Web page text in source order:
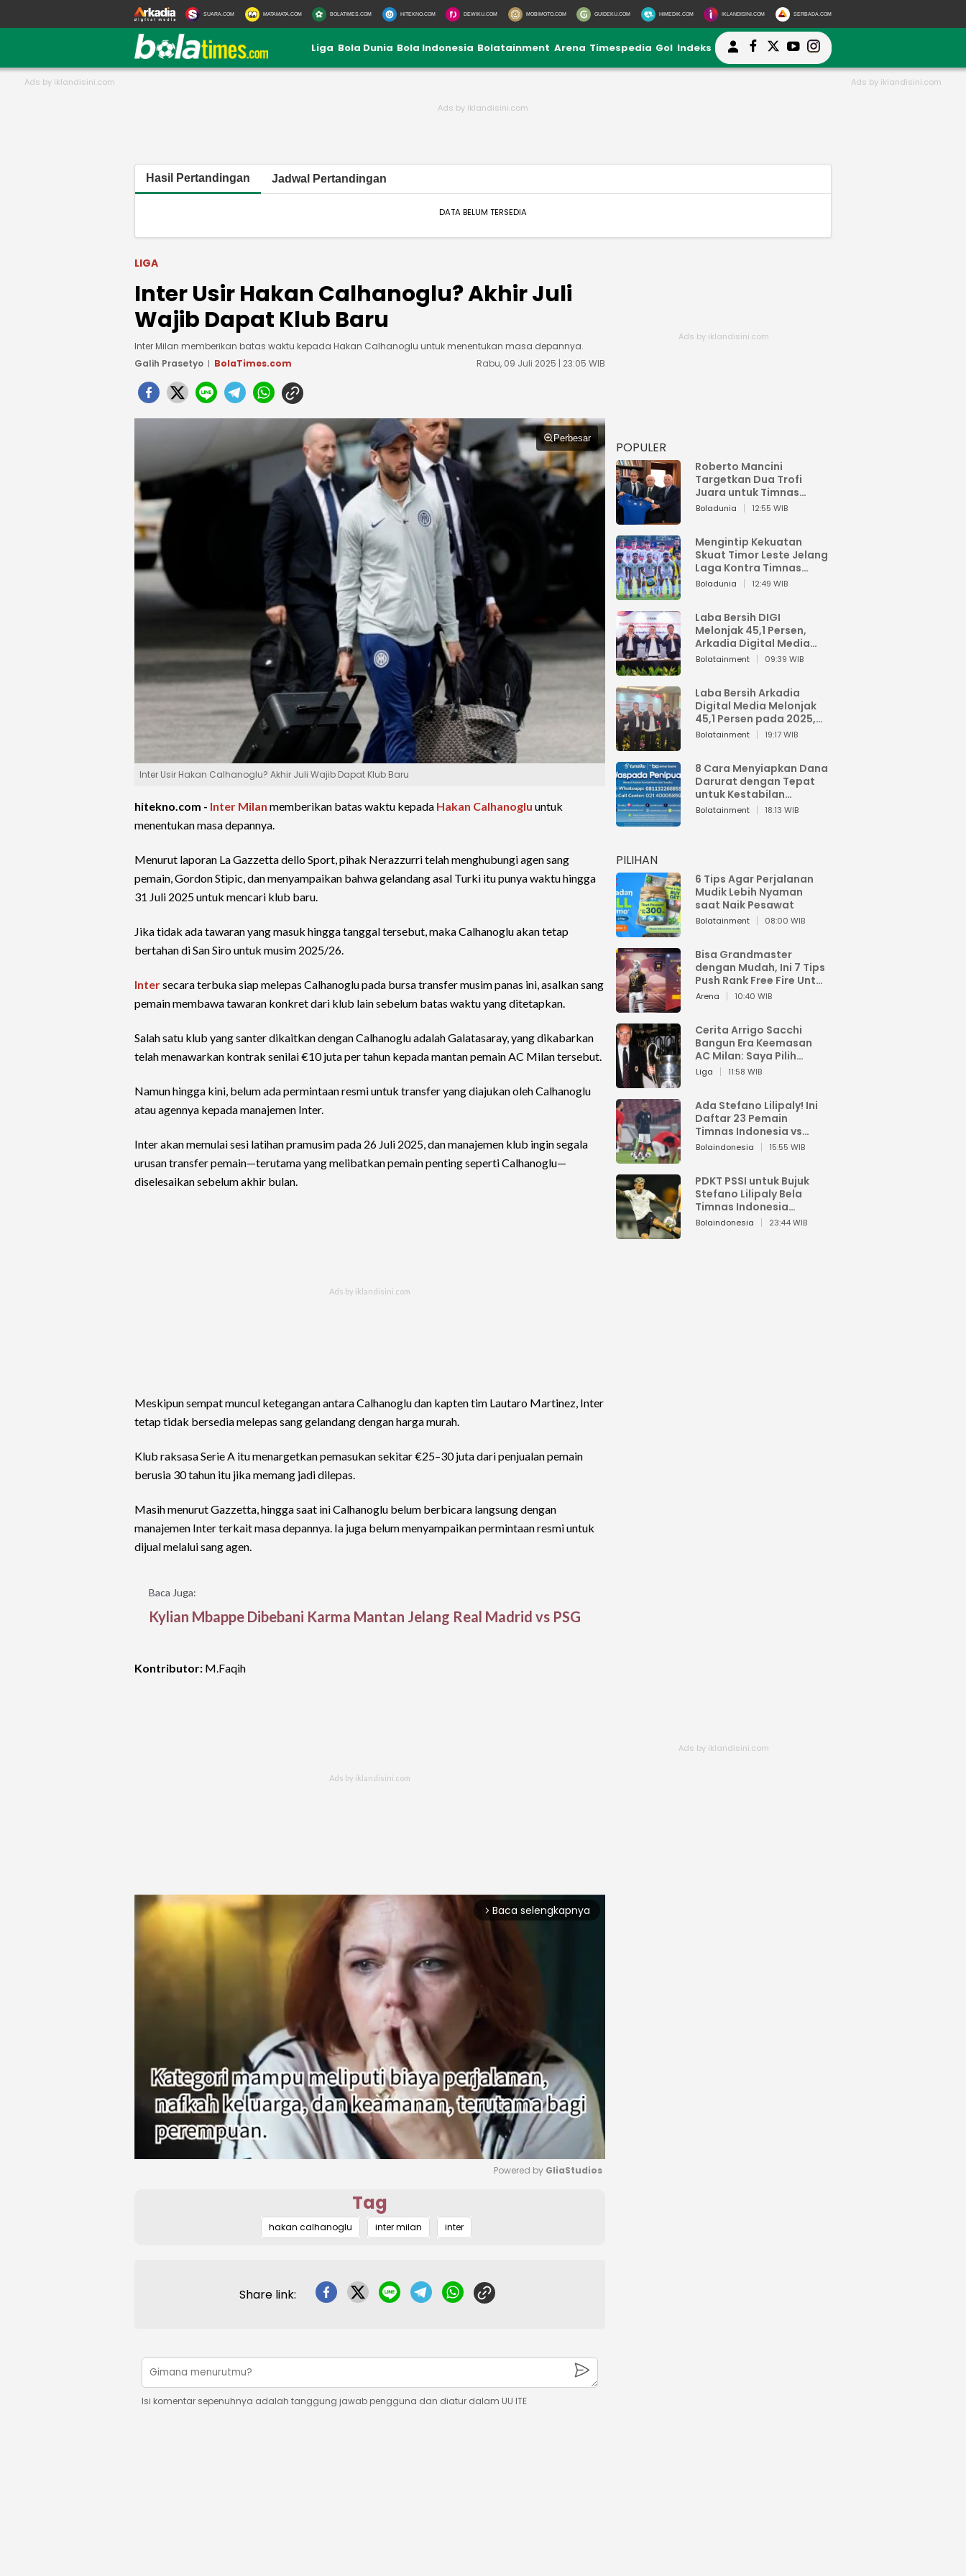
SUARA.COM MATAMATA.COM BOLATIMES.COM HITEKNO.COM DEWIKU.COM MOBIMOTO.COM GUIDEKU.COM HIMEDIK.COM IKLANDISINI.COM SERBADA.COM
Liga Bola Dunia Bola Indonesia Bolatainment Arena Timespedia Gol Indeks
Hasil Pertandingan Jadwal Pertandingan
DATA BELUM TERSEDIA
LIGA
Inter Usir Hakan Calhanoglu? Akhir Juli
Wajib Dapat Klub Baru
Inter Milan memberikan batas waktu kepada Hakan Calhanoglu untuk menentukan masa depannya.
Galih Prasetyo
BolaTimes.com Rabu, 09 Juli 2025 | 23:05 WIB
Perbesar
Inter Usir Hakan Calhanoglu? Akhir Juli Wajib Dapat Klub Baru
hitekno.com - Inter Milan memberikan batas waktu kepada Hakan Calhanoglu untuk
menentukan masa depannya.
Menurut laporan La Gazzetta dello Sport, pihak Nerazzurri telah menghubungi agen sang
pemain, Gordon Stipic, dan menyampaikan bahwa gelandang asal Turki itu punya waktu hingga
31 Juli 2025 untuk mencari klub baru.
Jika tidak ada tawaran yang masuk hingga tanggal tersebut, maka Calhanoglu akan tetap
bertahan di San Siro untuk musim 2025/26.
Intersecara terbuka siap melepas Calhanoglu pada bursa transfer musim panas ini, asalkan sang
pemain membawa tawaran konkret dari klub lain sebelum batas waktu yang ditetapkan.
Salah satu klub yang santer dikaitkan dengan Calhanoglu adalah Galatasaray, yang dikabarkan
telah menawarkan kontrak senilai €10 juta per tahun kepada mantan pemain AC Milan tersebut.
Namun hingga kini, belum ada permintaan resmi untuk transfer yang diajukan oleh Calhanoglu
atau agennya kepada manajemen Inter.
Inter akan memulai sesi latihan pramusim pada 26 Juli 2025, dan manajemen klub ingin segala
urusan transfer pemain—terutama yang melibatkan pemain penting seperti Calhanoglu—
diselesaikan sebelum akhir bulan.
Meskipun sempat muncul ketegangan antara Calhanoglu dan kapten tim Lautaro Martinez, Inter
tetap tidak bersedia melepas sang gelandang dengan harga murah.
Klub raksasa Serie A itu menargetkan pemasukan sekitar €25–30 juta dari penjualan pemain
berusia 30 tahun itu jika memang jadi dilepas.
Masih menurut Gazzetta, hingga saat ini Calhanoglu belum berbicara langsung dengan
manajemen Inter terkait masa depannya. Ia juga belum menyampaikan permintaan resmi untuk
dijual melalui sang agen.
Baca Juga:
Kylian Mbappe Dibebani Karma Mantan Jelang Real Madrid vs PSG
Kontributor: M.Faqih
arrow_forward_ios Baca selengkapnya
Powered by GliaStudios
Tag
hakan calhanoglu inter milan inter
Share link:
Isi komentar sepenuhnya adalah tanggung jawab pengguna dan diatur dalam UU ITE
POPULER
Roberto Mancini
Targetkan Dua Trofi
Juara untuk Timnas
Italia
Boladunia 12:55 WIB
Mengintip Kekuatan
Skuat Timor Leste Jelang
Laga Kontra Timnas
Indonesia di Piala AFF
Boladunia 12:49 WIB
Laba Bersih DIGI
Melonjak 45,1 Persen,
Arkadia Digital Media
Perkuat Bisnis AI dan
Bolatainment 09:39 WIB
Laba Bersih Arkadia
Digital Media Melonjak
45,1 Persen pada 2025,
Sentuh Rp1,76 Miliar
Bolatainment 19:17 WIB
8 Cara Menyiapkan Dana
Darurat dengan Tepat
untuk Kestabilan
Keuangan
Bolatainment 18:13 WIB
PILIHAN
6 Tips Agar Perjalanan
Mudik Lebih Nyaman
saat Naik Pesawat
Bolatainment 08:00 WIB
Bisa Grandmaster
dengan Mudah, Ini 7 Tips
Push Rank Free Fire Untuk
Pemula
Arena 10:40 WIB
Cerita Arrigo Sacchi
Bangun Era Keemasan
AC Milan: Saya Pilih
Pemain dari Isi Otaknya
Liga 11:58 WIB
Ada Stefano Lilipaly! Ini
Daftar 23 Pemain
Timnas Indonesia vs
China
Bolaindonesia 15:55 WIB
PDKT PSSI untuk Bujuk
Stefano Lilipaly Bela
Timnas Indonesia
Berakhir Berantakan
Bolaindonesia 23:44 WIB